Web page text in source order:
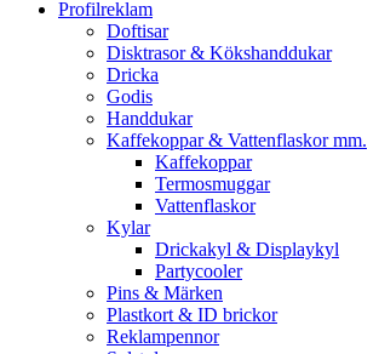
Profilreklam
Doftisar
Disktrasor & Kökshanddukar
Dricka
Godis
Handdukar
Kaffekoppar & Vattenflaskor mm.
Kaffekoppar
Termosmuggar
Vattenflaskor
Kylar
Drickakyl & Displaykyl
Partycooler
Pins & Märken
Plastkort & ID brickor
Reklampennor